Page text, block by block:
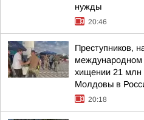
нужды
20:46
Преступников,
международном
хищении 21 млн
Молдовы в
20:18